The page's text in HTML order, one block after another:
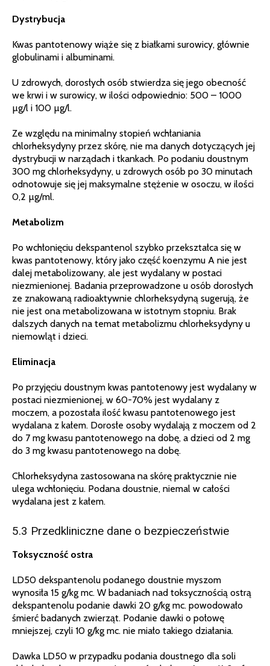
Dystrybucja
Kwas pantotenowy wiąże się z białkami surowicy, głównie
globulinami i albuminami.
U zdrowych, dorosłych osób stwierdza się jego obecność
we krwi i w surowicy, w ilości odpowiednio: 500 – 1000
µg/l i 100 µg/l.
Ze względu na minimalny stopień wchłaniania
chlorheksydyny przez skórę, nie ma danych dotyczących jej
dystrybucji w narządach i tkankach. Po podaniu doustnym
300 mg chlorheksydyny, u zdrowych osób po 30 minutach
odnotowuje się jej maksymalne stężenie w osoczu, w ilości
0,2 µg/ml.
Metabolizm
Po wchłonięciu dekspantenol szybko przekształca się w
kwas pantotenowy, który jako część koenzymu A nie jest
dalej metabolizowany, ale jest wydalany w postaci
niezmienionej. Badania przeprowadzone u osób dorosłych
ze znakowaną radioaktywnie chlorheksydyną sugerują, że
nie jest ona metabolizowana w istotnym stopniu. Brak
dalszych danych na temat metabolizmu chlorheksydyny u
niemowląt i dzieci.
Eliminacja
Po przyjęciu doustnym kwas pantotenowy jest wydalany w
postaci niezmienionej, w 60-70% jest wydalany z
moczem, a pozostała ilość kwasu pantotenowego jest
wydalana z kałem. Dorosłe osoby wydalają z moczem od 2
do 7 mg kwasu pantotenowego na dobę, a dzieci od 2 mg
do 3 mg kwasu pantotenowego na dobę.
Chlorheksydyna zastosowana na skórę praktycznie nie
ulega wchłonięciu. Podana doustnie, niemal w całości
wydalana jest z kałem.
5.3 Przedkliniczne dane o bezpieczeństwie
Toksyczność ostra
LD50 dekspantenolu podanego doustnie myszom
wynosiła 15 g/kg mc. W badaniach nad toksycznością ostrą
dekspantenolu podanie dawki 20 g/kg mc. powodowało
śmierć badanych zwierząt. Podanie dawki o połowę
mniejszej, czyli 10 g/kg mc. nie miało takiego działania.
Dawka LD50 w przypadku podania doustnego dla soli